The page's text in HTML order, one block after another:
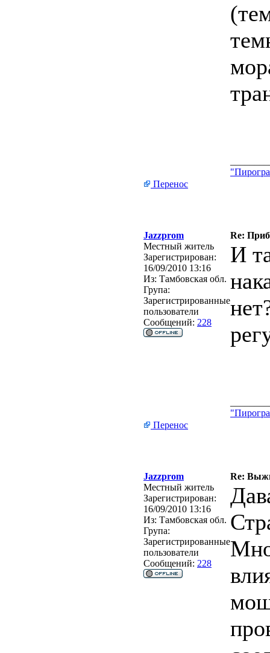
Перенос
Jazzprom
Re:
Местный житель
Зарегистрирован:
16/09/2010 13:16
Из: Тамбовская обл.
Група:
Зарегистрированные
пользователи
Сообщений: 228
И
Перенос
Jazzprom
Re:
Местный житель
Зарегистрирован:
16/09/2010 13:16
Из: Тамбовская обл.
Група:
Зарегистрированные
пользователи
Сообщений: 228